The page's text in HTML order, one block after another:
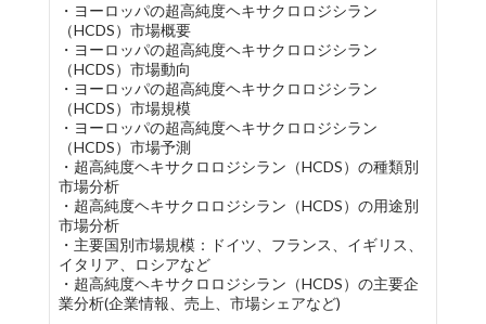
・ヨーロッパの超高純度ヘキサクロロジシラン
（HCDS）市場概要
・ヨーロッパの超高純度ヘキサクロロジシラン
（HCDS）市場動向
・ヨーロッパの超高純度ヘキサクロロジシラン
（HCDS）市場規模
・ヨーロッパの超高純度ヘキサクロロジシラン
（HCDS）市場予測
・超高純度ヘキサクロロジシラン（HCDS）の種類別
市場分析
・超高純度ヘキサクロロジシラン（HCDS）の用途別
市場分析
・主要国別市場規模：ドイツ、フランス、イギリス、
イタリア、ロシアなど
・超高純度ヘキサクロロジシラン（HCDS）の主要企
業分析(企業情報、売上、市場シェアなど)